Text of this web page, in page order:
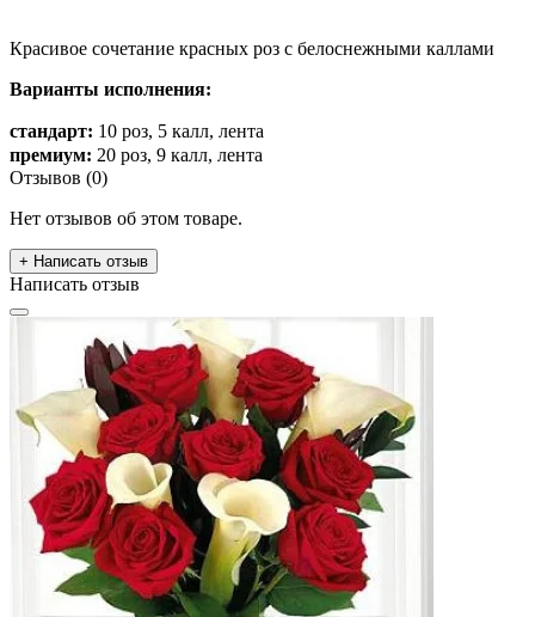
Красивое сочетание красных роз с белоснежными каллами
Варианты исполнения:
стандарт: 10 роз, 5 калл, лента
премиум: 20 роз, 9 калл, лента
Отзывов (0)
Нет отзывов об этом товаре.
+ Написать отзыв
Написать отзыв